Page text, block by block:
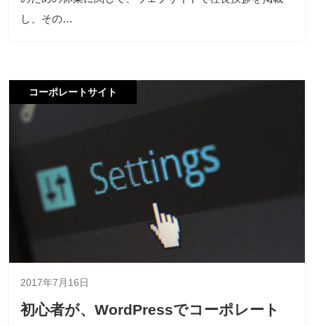
し、その…
コーポレートサイト
2017年7月16日
初心者が、WordPressでコーポレート